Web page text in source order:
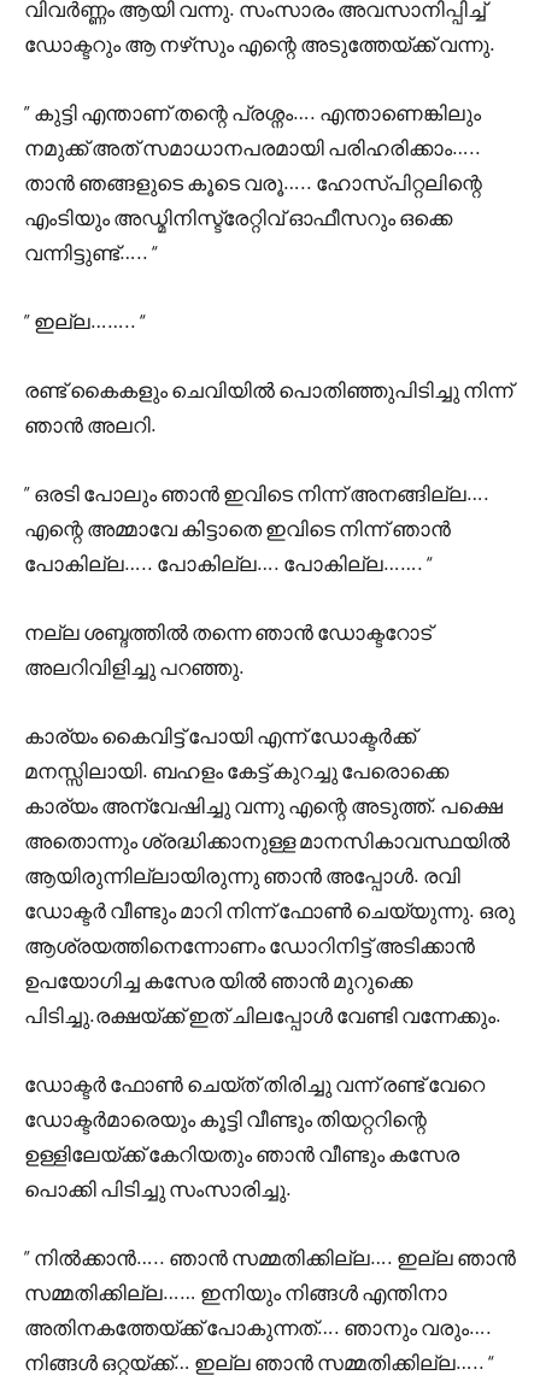
വിവർണ്ണം ആയി വന്നു. സംസാരം അവസാനിപ്പിച്ച്
ഡോക്ടറും ആ നഴ്‌സും എന്റെ അടുത്തേയ്ക്ക് വന്നു.
” കുട്ടി എന്താണ് തന്റെ പ്രശ്നം…. എന്താണെങ്കിലും
നമുക്ക് അത് സമാധാനപരമായി പരിഹരിക്കാം…..
താൻ ഞങ്ങളുടെ കൂടെ വരൂ….. ഹോസ്പിറ്റലിന്റെ
എംടിയും അഡ്മിനിസ്ട്രേറ്റിവ് ഓഫീസറും ഒക്കെ
വന്നിട്ടുണ്ട്….. “
” ഇല്ല…….. “
രണ്ട് കൈകളും ചെവിയിൽ പൊതിഞ്ഞുപിടിച്ചു നിന്ന്
ഞാൻ അലറി.
” ഒരടി പോലും ഞാൻ ഇവിടെ നിന്ന് അനങ്ങില്ല….
എന്റെ അമ്മാവേ കിട്ടാതെ ഇവിടെ നിന്ന് ഞാൻ
പോകില്ല….. പോകില്ല…. പോകില്ല……. “
നല്ല ശബ്ദത്തിൽ തന്നെ ഞാൻ ഡോക്ടറോട്
അലറിവിളിച്ചു പറഞ്ഞു.
കാര്യം കൈവിട്ട് പോയി എന്ന് ഡോക്ടർക്ക്
മനസ്സിലായി. ബഹളം കേട്ട് കുറച്ചു പേരൊക്കെ
കാര്യം അന്വേഷിച്ചു വന്നു എന്റെ അടുത്ത്. പക്ഷെ
അതൊന്നും ശ്രദ്ധിക്കാനുള്ള മാനസികാവസ്ഥയിൽ
ആയിരുന്നില്ലായിരുന്നു ഞാൻ അപ്പോൾ. രവി
ഡോക്ടർ വീണ്ടും മാറി നിന്ന് ഫോൺ ചെയ്യുന്നു. ഒരു
ആശ്രയത്തിനെന്നോണം ഡോറിനിട്ട് അടിക്കാൻ
ഉപയോഗിച്ച കസേര യിൽ ഞാൻ മുറുക്കെ
പിടിച്ചു.രക്ഷയ്ക്ക് ഇത് ചിലപ്പോൾ വേണ്ടി വന്നേക്കും.
ഡോക്ടർ ഫോൺ ചെയ്ത് തിരിച്ചു വന്ന് രണ്ട് വേറെ
ഡോക്ടർമാരെയും കൂട്ടി വീണ്ടും തിയറ്ററിന്റെ
ഉള്ളിലേയ്ക്ക് കേറിയതും ഞാൻ വീണ്ടും കസേര
പൊക്കി പിടിച്ചു സംസാരിച്ചു.
” നിൽക്കാൻ….. ഞാൻ സമ്മതിക്കില്ല…. ഇല്ല ഞാൻ
സമ്മതിക്കില്ല…… ഇനിയും നിങ്ങൾ എന്തിനാ
അതിനകത്തേയ്ക്ക് പോകുന്നത്…. ഞാനും വരും….
നിങ്ങൾ ഒറ്റയ്ക്ക്… ഇല്ല ഞാൻ സമ്മതിക്കില്ല….. “